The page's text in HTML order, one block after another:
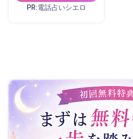
PR:電話占いシエロ